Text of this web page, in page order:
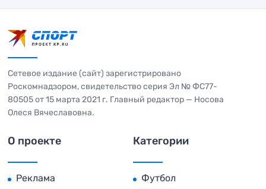
Сетевое издание (сайт) зарегистрировано
Роскомнадзором, свидетельство серия Эл № ФС77-
80505 от 15 марта 2021 г. Главный редактор — Носова
Олеся Вячеславовна.
О проекте
Реклама
Категории
Футбол